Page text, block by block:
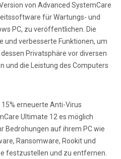
von Advanced SystemCare
für Wartungs- und
PC, zu veröffentlichen. Die
und verbesserte Funktionen, um
Privatsphäre vor diversen
und die Leistung des Computers
erneuerte Anti-Virus
Ultimate 12 es möglich
Bedrohungen auf ihrem PC wie
Ransomware, Rookit und
festzustellen und zu entfernen.